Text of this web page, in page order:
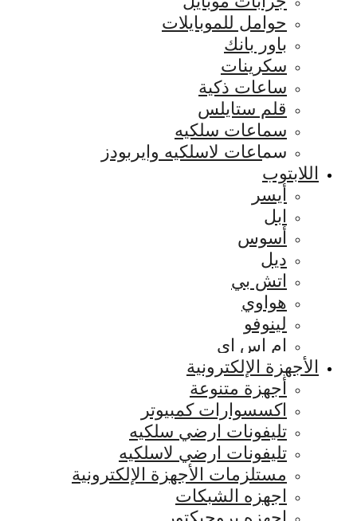
حوامل للموبايلات
باور بانك
سكرينات
ساعات ذكية
قلم ستايلس
سماعات سلكيه
سماعات لاسلكيه وايربودز
اللابتوب
أيسر
ابل
أسوس
ديل
اتش بي
هواوي
لينوفو
ام اس اي
الأجهزة الإلكترونية
أجهزة متنوعة
اكسسوارات كمبيوتر
تليفونات ارضي سلكيه
تليفونات ارضي لاسلكيه
مستلزمات الأجهزة الإلكترونية
اجهزه الشبكات